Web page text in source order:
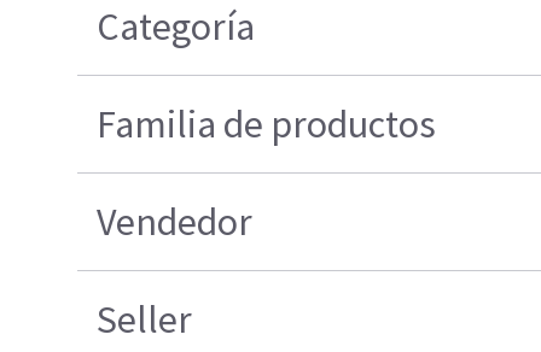
Categoría
Familia de productos
Vendedor
Seller